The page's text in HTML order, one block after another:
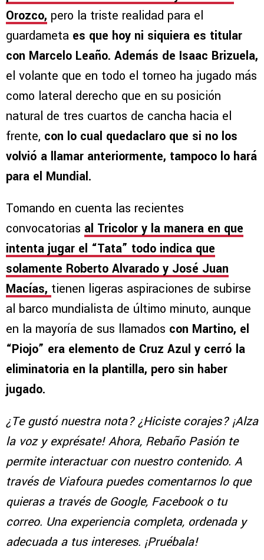
Orozco, pero la triste realidad para el
guardameta es que hoy ni siquiera es titular
con Marcelo Leaño. Además de Isaac Brizuela,
el volante que en todo el torneo ha jugado más
como lateral derecho que en su posición
natural de tres cuartos de cancha hacia el
frente, con lo cual quedaclaro que si no los
volvió a llamar anteriormente, tampoco lo hará
para el Mundial.
Tomando en cuenta las recientes
convocatorias al Tricolor y la manera en que
intenta jugar el “Tata” todo indica que
solamente Roberto Alvarado y José Juan
Macías, tienen ligeras aspiraciones de subirse
al barco mundialista de último minuto, aunque
en la mayoría de sus llamados con Martino, el
“Piojo” era elemento de Cruz Azul y cerró la
eliminatoria en la plantilla, pero sin haber
jugado.
¿Te gustó nuestra nota? ¿Hiciste corajes? ¡Alza
la voz y exprésate! Ahora, Rebaño Pasión te
permite interactuar con nuestro contenido. A
través de Viafoura puedes comentarnos lo que
quieras a través de Google, Facebook o tu
correo. Una experiencia completa, ordenada y
adecuada a tus intereses. ¡Pruébala!